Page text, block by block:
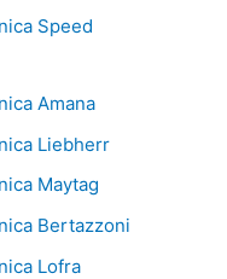
Speed
Amana
Liebherr
Maytag
Bertazzoni
Lofra